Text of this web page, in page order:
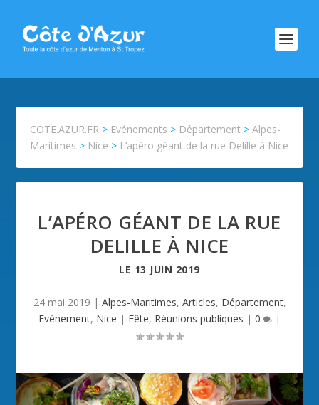
COTE.AZUR.FR > Evénements > Département >Alpes-
Maritimes > Nice > L’apéro géant de la rue Delille à Nice
L’APÉRO GÉANT DE LA RUE
DELILLE À NICE
LE 13 JUIN 2019
24 mai 2019 | Alpes-Maritimes, Articles, Département,
Evénement, Nice | Fête, Réunions publiques | 0 |